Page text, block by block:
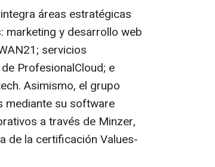
áreas estratégicas
marketing y desarrollo web
; servicios
ProfesionalCloud; e
. Asimismo, el grupo
mediante su software
a través de Minzer,
de la certificación Values-